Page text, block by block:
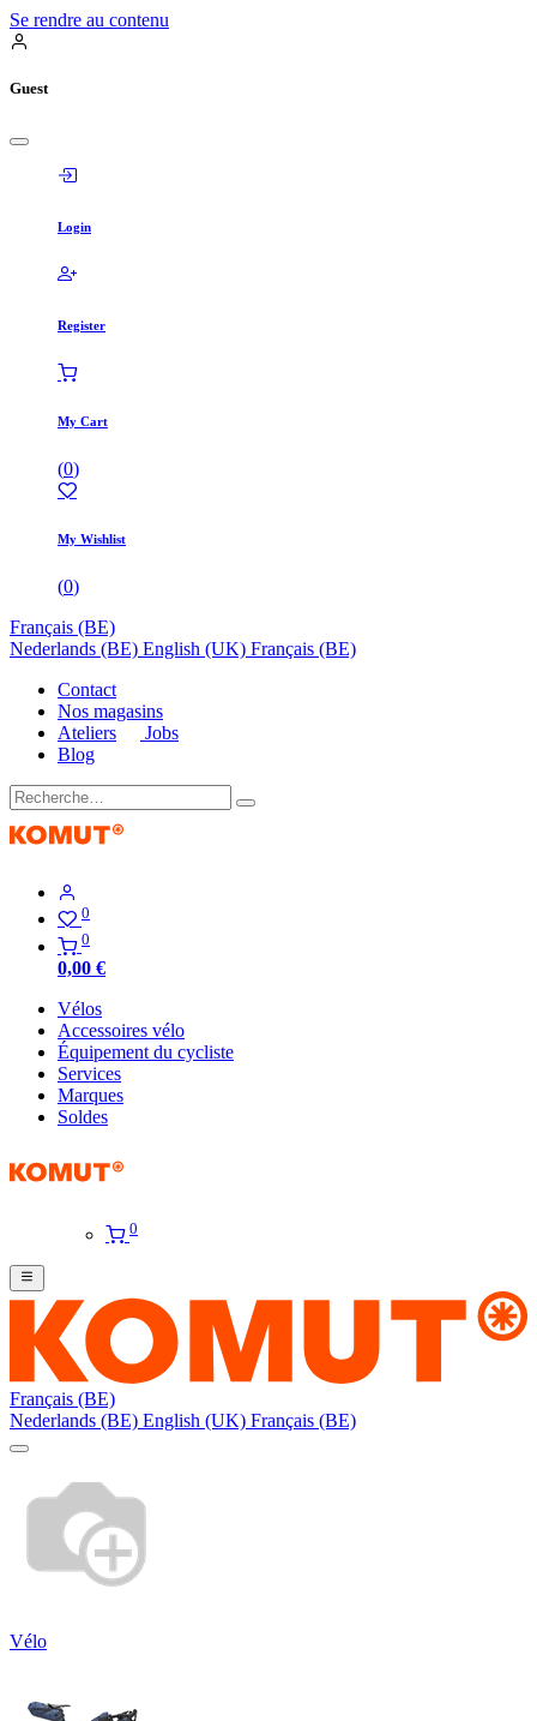
Se rendre au contenu
Guest
Login
Register
My Cart
(0)
My Wishlist
(0)
Français (BE)
Nederlands (BE) English (UK) Français (BE)
Contact
Nos magasins
Ateliers
Jobs
Blog
0
0
0,00 €
Vélos
Accessoires vélo
Équipement du cycliste
Services
Marques
Soldes
0
Français (BE)
Nederlands (BE) English (UK) Français (BE)
Vélo